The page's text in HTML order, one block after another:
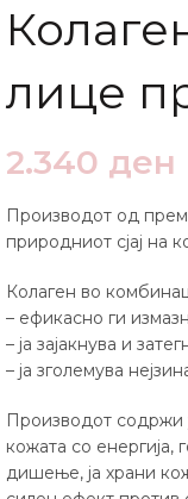
лице
2.340 ден
Производот од
природниот сјај на
Колаген во
– ефикасно ги
– ја зајакнува и
– ја зголемува
Производот содржи
кожата со енергија,
дишење, ја храни